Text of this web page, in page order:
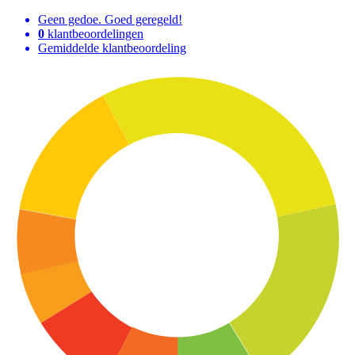
Geen gedoe. Goed geregeld!
0 klantbeoordelingen
Gemiddelde klantbeoordeling